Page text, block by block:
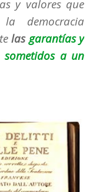
y valores que
democracia
lasgarantías y
sometidos a un